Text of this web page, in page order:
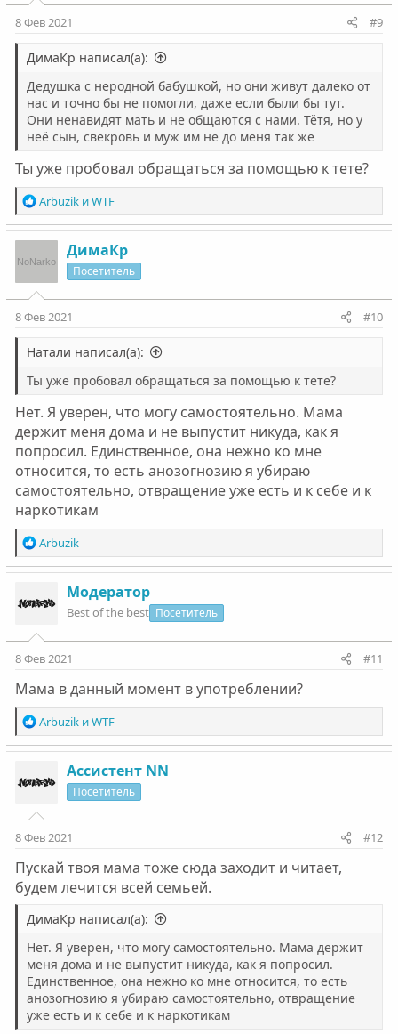
8 Фев 2021 #9
ДимаКр написал(а):
Дедушка с неродной бабушкой, но они живут далеко от
нас и точно бы не помогли, даже если были бы тут.
Они ненавидят мать и не общаются с нами. Тётя, но у
неё сын, свекровь и муж им не до меня так же
Ты уже пробовал обращаться за помощью к тете?
Р
е
а
ц
и
и
:
ArbuzikиWTF
ДимаКр
Посетитель
8 Фев 2021 #10
Натали написал(а):
Ты уже пробовал обращаться за помощью к тете?
Нет. Я уверен, что могу самостоятельно. Мама
держит меня дома и не выпустит никуда, как я
попросил. Единственное, она нежно ко мне
относится, то есть анозогнозию я убираю
самостоятельно, отвращение уже есть и к себе и к
наркотикам
Р
е
а
ц
и
:
Arbuzik
Модератор
Best of the best Посетитель
8 Фев 2021 #11
Мама в данный момент в употреблении?
Р
е
а
ц
и
:
ArbuzikиWTF
Ассистент NN
Посетитель
8 Фев 2021 #12
Пускай твоя мама тоже сюда заходит и читает,
будем лечится всей семьей.
ДимаКр написал(а):
Нет. Я уверен, что могу самостоятельно. Мама держит
меня дома и не выпустит никуда, как я попросил.
Единственное, она нежно ко мне относится, то есть
анозогнозию я убираю самостоятельно, отвращение
уже есть и к себе и к наркотикам